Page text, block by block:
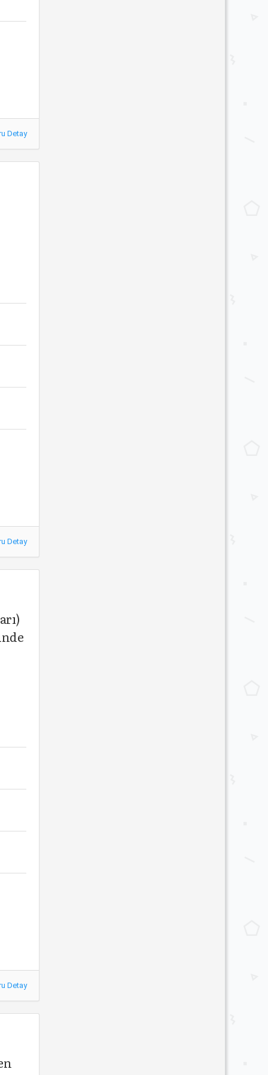
Detay
Detay
Detay